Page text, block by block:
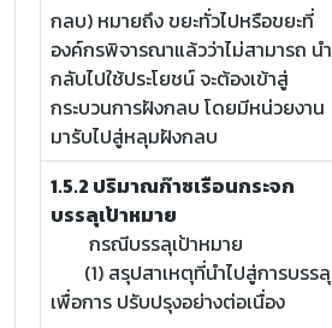
กลบ) หมายถึง ขยะทั่วไปหรือขยะที่
องค์กรพิจารณาแล้วว่าไม่สามารถ นำ
กลับไปใช้ประโยชน์ จะต้องเข้าสู่
กระบวนการฝังกลบ โดยมีหน่วยงาน
มารับไปสู่หลุมฝังกลบ
1.5.2 ปริมาณก๊าซเรือนกระจก
บรรลุเป้าหมาย
กรณีบรรลุเป้าหมาย
(1) สรุปสาเหตุที่นำไปสู่การบรรลุ
เพื่อการ ปรับปรุงอย่างต่อเนื่อง